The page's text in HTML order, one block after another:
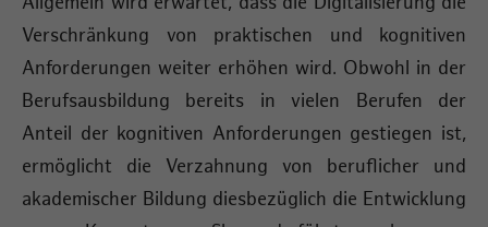
Verschränkung von praktischen und kognitiven
Anforderungen weiter erhöhen wird. Obwohl in der
Berufsausbildung bereits in vielen Berufen der
Anteil der kognitiven Anforderungen gestiegen ist,
ermöglicht die Verzahnung von beruflicher und
akademischer Bildung diesbezüglich die Entwicklung